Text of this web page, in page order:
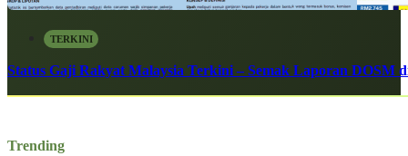
TERKINI
Status Gaji Rakyat Malaysia Terkini – Semak Laporan DOSM
Trending